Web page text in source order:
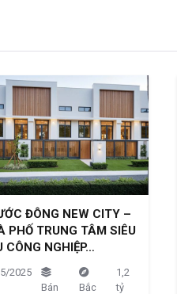
ĐÔNG NEW CITY –
PHỐ TRUNG TÂM SIÊU
CÔNG NGHIỆP…
2025
Bán
Bắc
1,2
tỷ